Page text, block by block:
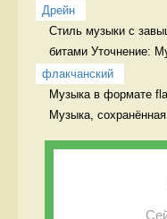
Дрейн
Стиль музыки с
битами Уточнение:
флакчанский
Музыка в формате
Музыка,